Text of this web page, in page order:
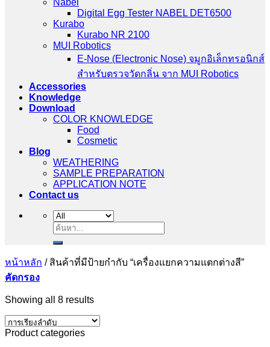
Digital Egg Tester NABEL DET6500
Kurabo
Kurabo NR 2100
MUI Robotics
E‑Nose (Electronic Nose) จมูกอิเล็กทรอนิกส์
สำหรับตรวจวัดกลิ่น จาก MUI Robotics
Accessories
Knowledge
Download
COLOR KNOWLEDGE
Food
Cosmetic
Blog
WEATHERING
SAMPLE PREPARATION
APPLICATION NOTE
Contact us
ค้นหา:
หน้าหลัก /สินค้าที่มีป้ายกำกับ “เครื่องแยกความแตกต่างสี”
คัดกรอง
Showing all 8 results
Product categories